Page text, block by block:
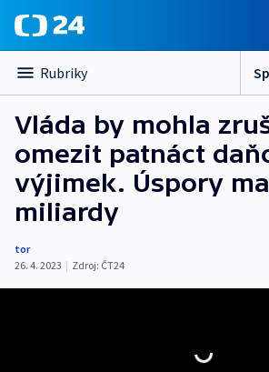
Rubriky
Vláda by mohla
omezit patnáct
výjimek. Úspory
miliardy
tor
26. 4. 2023 | Zdroj: ČT24